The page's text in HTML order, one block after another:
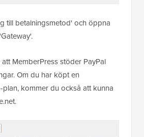
till betalningsmetod' och öppna
MemberPress stöder PayPal
Om du har köpt en
plan, kommer du också att kunna